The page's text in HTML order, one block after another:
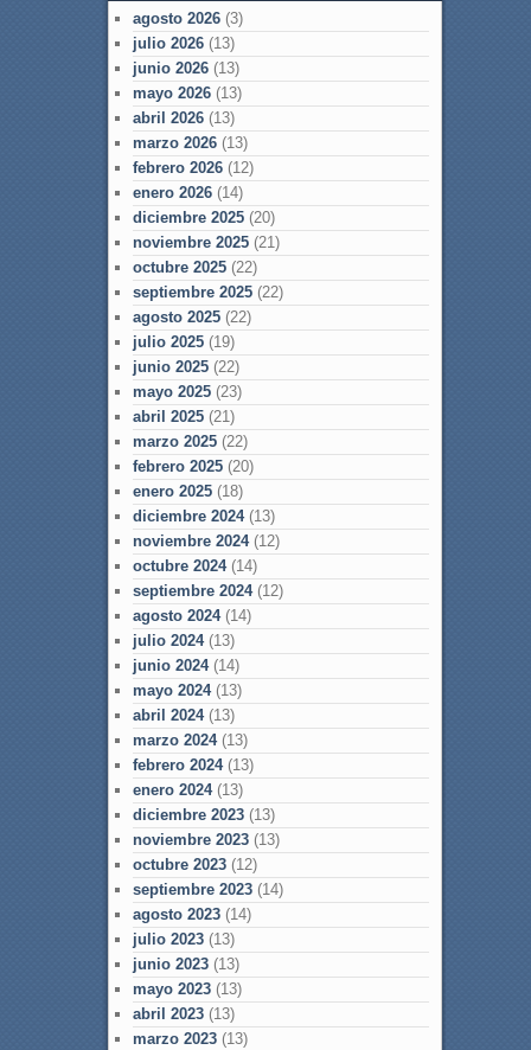
agosto 2026(3)
julio 2026(13)
junio 2026(13)
mayo 2026(13)
abril 2026(13)
marzo 2026(13)
febrero 2026(12)
enero 2026(14)
diciembre 2025(20)
noviembre 2025(21)
octubre 2025(22)
septiembre 2025(22)
agosto 2025(22)
julio 2025(19)
junio 2025(22)
mayo 2025(23)
abril 2025(21)
marzo 2025(22)
febrero 2025(20)
enero 2025(18)
diciembre 2024(13)
noviembre 2024(12)
octubre 2024(14)
septiembre 2024(12)
agosto 2024(14)
julio 2024(13)
junio 2024(14)
mayo 2024(13)
abril 2024(13)
marzo 2024(13)
febrero 2024(13)
enero 2024(13)
diciembre 2023(13)
noviembre 2023(13)
octubre 2023(12)
septiembre 2023(14)
agosto 2023(14)
julio 2023(13)
junio 2023(13)
mayo 2023(13)
abril 2023(13)
marzo 2023(13)